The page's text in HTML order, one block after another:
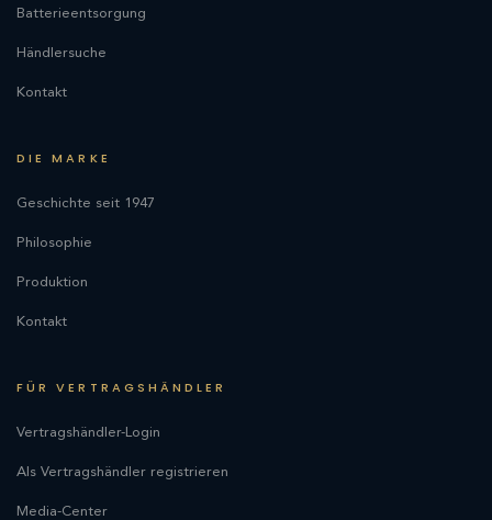
Batterieentsorgung
Händlersuche
Kontakt
DIE MARKE
Geschichte seit 1947
Philosophie
Produktion
Kontakt
FÜR VERTRAGSHÄNDLER
Vertragshändler-Login
Als Vertragshändler registrieren
Media-Center